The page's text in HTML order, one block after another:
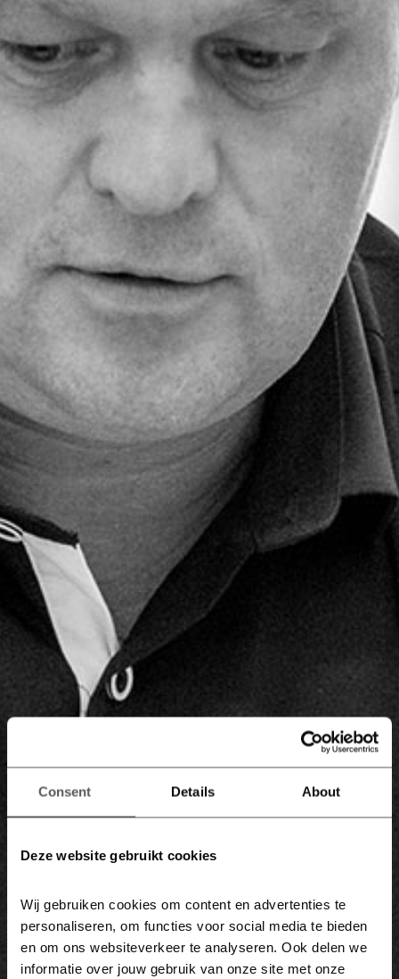
Consent Details About
Deze website gebruikt cookies
Wij gebruiken cookies om content en advertenties te
personaliseren, om functies voor social media te bieden
en om ons websiteverkeer te analyseren. Ook delen we
informatie over jouw gebruik van onze site met onze